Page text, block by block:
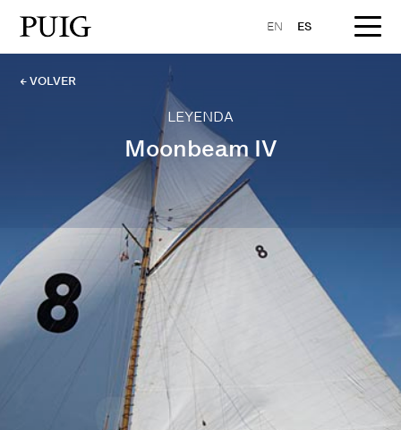
EN ES
← VOLVER
LEYENDA
Moonbeam IV